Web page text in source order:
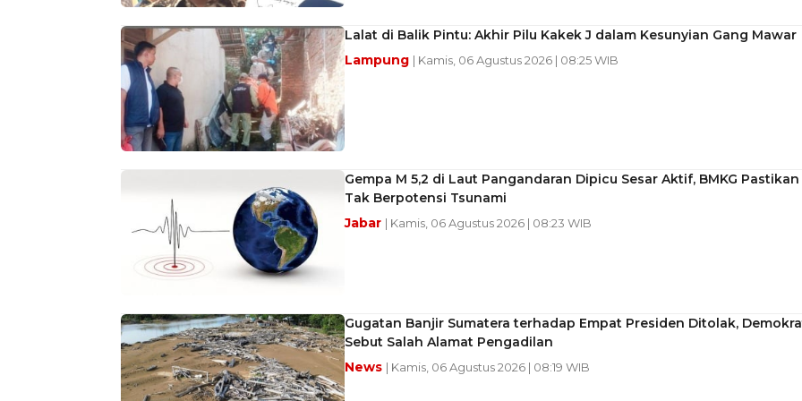
Lalat di Balik Pintu: Akhir Pilu Kakek J dalam Kesunyian Gang Mawar
Lampung | Kamis, 06 Agustus 2026 | 08:25 WIB
Gempa M 5,2 di Laut Pangandaran Dipicu Sesar Aktif, BMKG Pastikan
Tak Berpotensi Tsunami
Jabar | Kamis, 06 Agustus 2026 | 08:23 WIB
Gugatan Banjir Sumatera terhadap Empat Presiden Ditolak,
Sebut Salah Alamat Pengadilan
News | Kamis, 06 Agustus 2026 | 08:19 WIB